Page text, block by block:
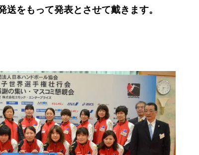
をもって発表とさせて戴きます。